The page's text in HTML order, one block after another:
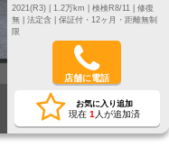
2021(R3) |
1.2万km | 検検R8/11 | 修復
無 | 法定含 | 保証付・12ヶ月・距離無制
限
店舗に電話
お気に入り追加
現在 1 人が追加済